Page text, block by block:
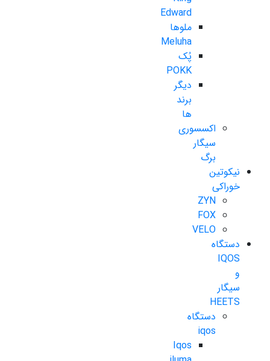
Edward
ملوها
Meluha
پُک
POKK
دیگر
برند
ها
اکسسوری
سیگار
برگ
نیکوتین
خوراکی
ZYN
FOX
VELO
دستگاه
IQOS
و
سیگار
HEETS
دستگاه
iqos
Iqos